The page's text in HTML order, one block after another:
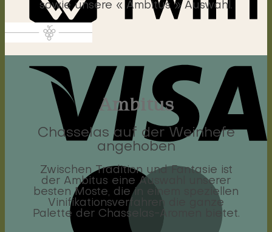
sowie unsere « Ambitus » Auswahl.
Ambitus
Chasselas auf der Weinhefe
angehoben
Zwischen Tradition und Fantasie ist
der Ambitus eine Auswahl unserer
besten Moste, die in einem speziellen
Vinifikationsverfahren die ganze
Palette der Chasselas-Aromen bietet.